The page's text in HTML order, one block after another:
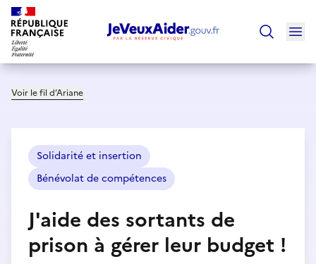
Voir le fil d’Ariane
Solidarité et insertion
Bénévolat de compétences
J'aide des sortants de
prison à gérer leur budget !